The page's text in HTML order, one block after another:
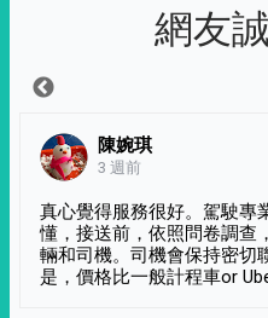
網友
陳婉琪
3 週前
真心覺得服務很好。駕駛專
懂，接送前，依照問卷調查
輛和司機。司機會保持密切
是，價格比一般計程車or